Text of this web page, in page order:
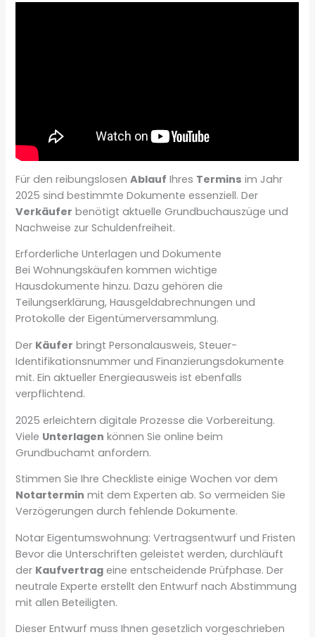
Für den reibungslosenAblauf Ihres Termins im Jahr
2025 sind bestimmte Dokumente essenziell. Der
Verkäufer benötigt aktuelle Grundbuchauszüge und
Nachweise zur Schuldenfreiheit.
Erforderliche Unterlagen und Dokumente
Bei Wohnungskäufen kommen wichtige
Hausdokumente hinzu. Dazu gehören die
Teilungserklärung, Hausgeldabrechnungen und
Protokolle der Eigentümerversammlung.
Der Käufer bringt Personalausweis, Steuer-
Identifikationsnummer und Finanzierungsdokumente
mit. Ein aktueller Energieausweis ist ebenfalls
verpflichtend.
2025 erleichtern digitale Prozesse die Vorbereitung.
Viele Unterlagen können Sie online beim
Grundbuchamt anfordern.
Stimmen Sie Ihre Checkliste einige Wochen vor dem
Notartermin mit dem Experten ab. So vermeiden Sie
Verzögerungen durch fehlende Dokumente.
Notar Eigentumswohnung: Vertragsentwurf und Fristen
Bevor die Unterschriften geleistet werden, durchläuft
der Kaufvertrag eine entscheidende Prüfphase. Der
neutrale Experte erstellt den Entwurf nach Abstimmung
mit allen Beteiligten.
Dieser Entwurf muss Ihnen gesetzlich vorgeschrieben